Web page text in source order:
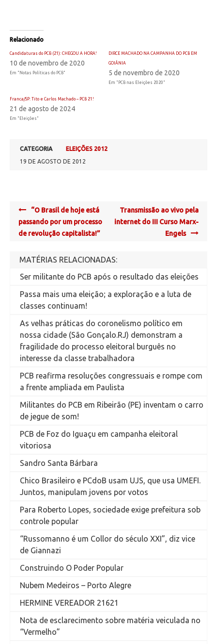
Relacionado
Candidaturas do PCB (21): CHEGOU A HORA!
10 de novembro de 2020
Em "Notas Políticas do PCB"
DIRCE MACHADO NA CAMPANHA DO PCB EM
GOIÂNIA
5 de novembro de 2020
Em "PCB nas Eleições 2020"
Franca/SP: Tito e Carlos Machado – PCB 21!
21 de agosto de 2024
Em "Eleições"
CATEGORIA
ELEIÇÕES 2012
19 DE AGOSTO DE 2012
Post
navigation
“O Brasil de hoje está
passando por um processo
de revolução capitalista!”
Transmissão ao vivo pela
internet do III Curso Marx-
Engels
MATÉRIAS RELACIONADAS:
Ser militante do PCB após o resultado das eleições
Passa mais uma eleição; a exploração e a luta de
classes continuam!
As velhas práticas do coronelismo político em
nossa cidade (São Gonçalo.RJ) demonstram a
fragilidade do processo eleitoral burguês no
interesse da classe trabalhadora
PCB reafirma resoluções congressuais e rompe com
a frente ampliada em Paulista
Militantes do PCB em Ribeirão (PE) inventam o carro
de jegue de som!
PCB de Foz do Iguaçu em campanha eleitoral
vitoriosa
Sandro Santa Bárbara
Chico Brasileiro e PCdoB usam UJS, que usa UMEFI.
Juntos, manipulam jovens por votos
Para Roberto Lopes, sociedade exige prefeitura sob
controle popular
“Russomanno é um Collor do século XXI”, diz vice
de Giannazi
Construindo O Poder Popular
Nubem Medeiros – Porto Alegre
HERMINE VEREADOR 21621
Nota de esclarecimento sobre matéria veiculada no
“Vermelho”